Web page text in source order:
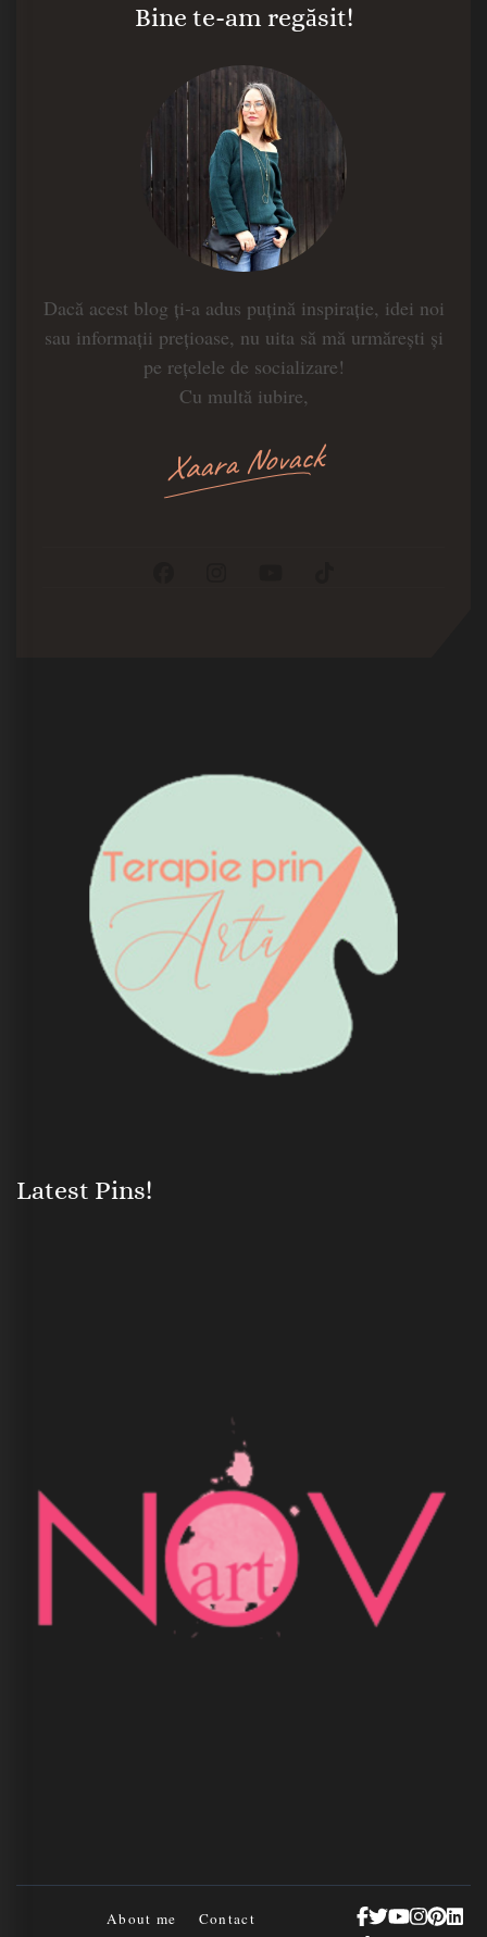
Bine te-am regăsit!
Dacă acest blog ți-a adus puțină inspirație, idei noi
sau informații prețioase, nu uita să mă urmărești și
pe rețelele de socializare!
Cu multă iubire,
Xaara Novack
Latest Pins!
About me
Contact